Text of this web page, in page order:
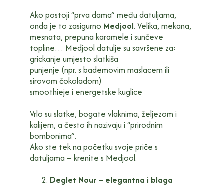
Ako postoji “prva dama” među datuljama,
onda je to zasigurno Medjool. Velika, mekana,
mesnata, prepuna karamele i sunčeve
topline… Medjool datulje su savršene za:
grickanje umjesto slatkiša
punjenje (npr. s bademovim maslacem ili
sirovom čokoladom)
smoothieje i energetske kuglice
Vrlo su slatke, bogate vlaknima, željezom i
kalijem, a često ih nazivaju i “prirodnim
bombonima”.
Ako ste tek na početku svoje priče s
datuljama – krenite s Medjool.
Deglet Nour – elegantna i blaga